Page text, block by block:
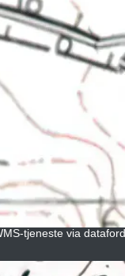
tjeneste via